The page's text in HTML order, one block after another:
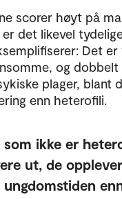
scorer høyt på
det likevel
Det
og dobbelt
plager, blant
enn heterofili.
ikke er
ut, de